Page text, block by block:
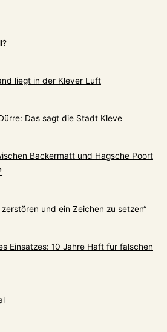
liegt in der Klever Luft
Das sagt die Stadt Kleve
Backermatt und Hagsche Poort
und ein Zeichen zu setzen“
Einsatzes: 10 Jahre Haft für falschen